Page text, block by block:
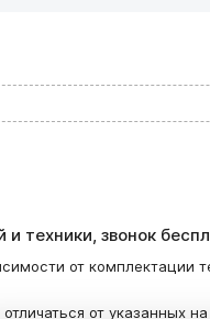
техники, звонок
от комплектации
от указанных на